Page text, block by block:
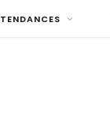
TENDANCES